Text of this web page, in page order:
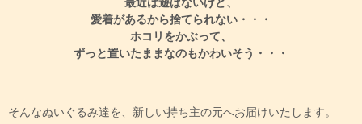
愛着があるから捨てられない・・・
ホコリをかぶって、
ずっと置いたままなのもかわいそう・・・
そんなぬいぐるみ達を、新しい持ち主の元へお届けいたします。